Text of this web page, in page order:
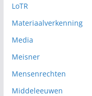
LoTR
Materiaalverkenning
Media
Meisner
Mensenrechten
Middeleeuwen